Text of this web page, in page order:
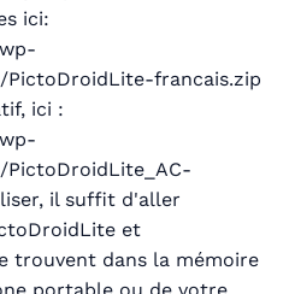
ici:
PictoDroidLite-francais.zip
ici :
PictoDroidLite_AC-
il suffit d'aller
et
trouvent dans la mémoire